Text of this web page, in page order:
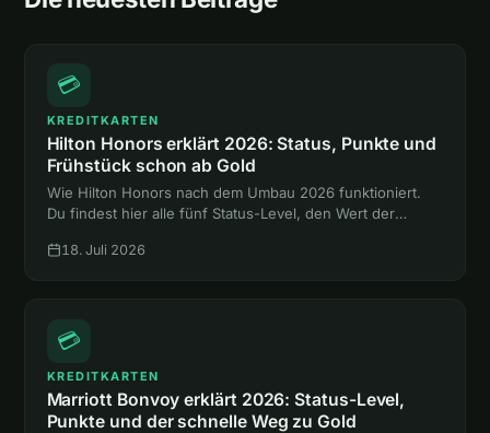
💳
KREDITKARTEN
Hilton Honors erklärt 2026: Status, Punkte und
Frühstück schon ab Gold
Wie Hilton Honors nach dem Umbau 2026 funktioniert.
Du findest hier alle fünf Status-Level, den Wert der
ganz ohne Hotelnacht.
18. Juli 2026
💳
KREDITKARTEN
Marriott Bonvoy erklärt 2026: Status-Level,
Punkte und der schnelle Weg zu Gold